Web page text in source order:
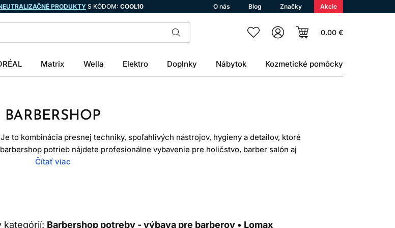
PRODUKTY S KÓDOM: COOL10 O nás Blog Značky Akcie
0.00 €
Matrix Wella Elektro Doplnky Nábytok Kozmetické pomôcky
BARBERSHOP
to kombinácia presnej techniky, spoľahlivých nástrojov, hygieny a detailov, ktoré
potrieb nájdete profesionálne vybavenie pre holičstvo, barber salón aj
ktorí chcú pracovať s nástrojmi na vyššej úrovni.
Čítať viac
kategórií: Barbershop potreby - výbava pre barberov • Lomax